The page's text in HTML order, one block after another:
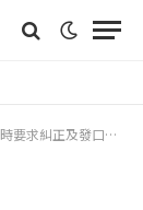
口頭警告 將嚴肅處理